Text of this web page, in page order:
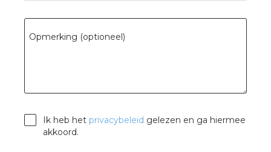
Opmerking (optioneel)
Ik heb het privacybeleid gelezen en ga hiermee
akkoord.
installeren in de tuinbouw